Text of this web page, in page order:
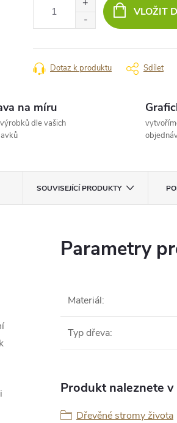
VLOŽIT
Dotaz k produktu Sdílet
na míru
dle vašich
SOUVISEJÍCÍ PRODUKTY
Parametry
Materiál:
Typ dřeva:
Produkt naleznete
Dřevěné stromy života